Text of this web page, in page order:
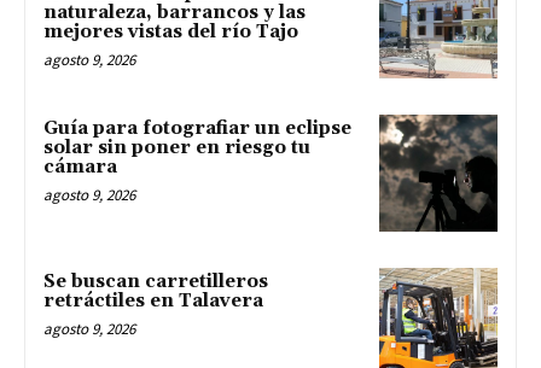
naturaleza, barrancos y las
mejores vistas del río Tajo
agosto 9, 2026
Guía para fotografiar un eclipse
solar sin poner en riesgo tu
cámara
agosto 9, 2026
Se buscan carretilleros
retráctiles en Talavera
agosto 9, 2026